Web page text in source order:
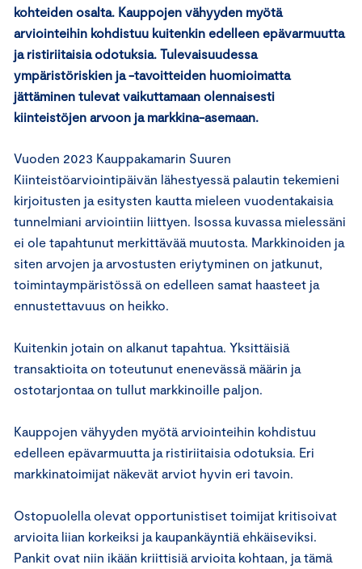
kohteiden osalta. Kauppojen vähyyden myötä
arviointeihin kohdistuu kuitenkin edelleen epävarmuutta
ja ristiriitaisia odotuksia. Tulevaisuudessa
ympäristöriskien ja -tavoitteiden huomioimatta
jättäminen tulevat vaikuttamaan olennaisesti
kiinteistöjen arvoon ja markkina-asemaan.
Vuoden 2023 Kauppakamarin Suuren
Kiinteistöarviointipäivän lähestyessä palautin tekemieni
kirjoitusten ja esitysten kautta mieleen vuodentakaisia
tunnelmiani arviointiin liittyen. Isossa kuvassa mielessäni
ei ole tapahtunut merkittävää muutosta. Markkinoiden ja
siten arvojen ja arvostusten eriytyminen on jatkunut,
toimintaympäristössä on edelleen samat haasteet ja
ennustettavuus on heikko.
Kuitenkin jotain on alkanut tapahtua. Yksittäisiä
transaktioita on toteutunut enenevässä määrin ja
ostotarjontaa on tullut markkinoille paljon.
Kauppojen vähyyden myötä arviointeihin kohdistuu
edelleen epävarmuutta ja ristiriitaisia odotuksia. Eri
markkinatoimijat näkevät arviot hyvin eri tavoin.
Ostopuolella olevat opportunistiset toimijat kritisoivat
arvioita liian korkeiksi ja kaupankäyntiä ehkäiseviksi.
Pankit ovat niin ikään kriittisiä arvioita kohtaan, ja tämä